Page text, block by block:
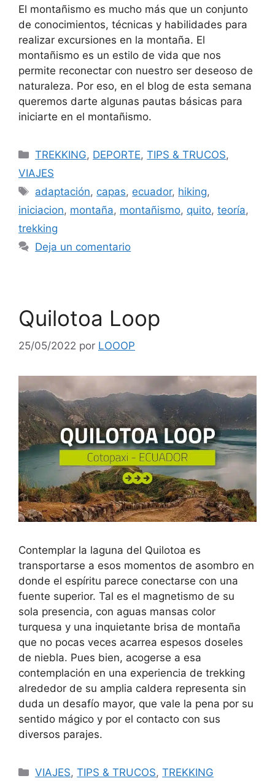
El montañismo es mucho más que un conjunto
de conocimientos, técnicas y habilidades para
realizar excursiones en la montaña. El
montañismo es un estilo de vida que nos
permite reconectar con nuestro ser deseoso de
naturaleza. Por eso, en el blog de esta semana
queremos darte algunas pautas básicas para
iniciarte en el montañismo.
TREKKING, DEPORTE,TIPS & TRUCOS,
VIAJES
adaptación, capas, ecuador, hiking,
iniciacion, montaña, montañismo, quito, teoría,
trekking
Deja un comentario
Quilotoa Loop
25/05/2022 por LOOOP
Contemplar la laguna del Quilotoa es
transportarse a esos momentos de asombro en
donde el espíritu parece conectarse con una
fuente superior. Tal es el magnetismo de su
sola presencia, con aguas mansas color
turquesa y una inquietante brisa de montaña
que no pocas veces acarrea espesos doseles
de niebla. Pues bien, acogerse a esa
contemplación en una experiencia de trekking
alrededor de su amplia caldera representa sin
duda un desafío mayor, que vale la pena por su
sentido mágico y por el contacto con sus
diversos parajes.
VIAJES,TIPS & TRUCOS,TREKKING